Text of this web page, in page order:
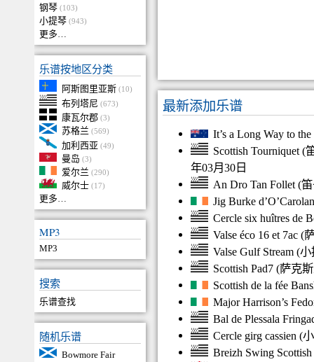
钢琴 (103)
小提琴 (943)
更多…
乐谱按地区分类
阿斯图里亚斯 (10)
布列塔尼 (673)
康瓦尔郡 (3)
苏格兰 (569)
加利西亚 (49)
曼岛 (3)
爱尔兰 (290)
威尔士 (17)
更多…
MP3
MP3
搜索
乐谱查找
随机乐谱
Bowmore Fair
最新添加乐谱
It’s a Long Way to
Scottish Tourniquet(
年03月30日
An Dro Tan Follet(
Jig Burke d’O’Carolan
Cercle six huîtres de
Valse éco 16 et 7ac(
Valse Gulf Stream(小
Scottish Pad7(萨克
Scottish de la fée
Major Harrison’s
Bal de Plessala
Cercle girg cassien(
Breizh Swing Scottish